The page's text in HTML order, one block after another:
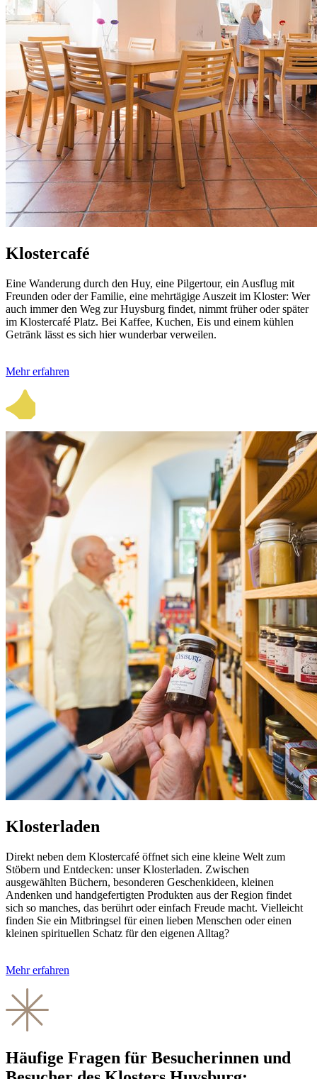
Klostercafé
Eine Wanderung durch den Huy, eine Pilger­tour, ein Ausflug mit
Freunden oder der Familie, eine mehr­tägige Auszeit im Kloster: Wer
auch immer den Weg zur Huysburg findet, nimmt früher oder später
im Klostercafé Platz. Bei Kaffee, Kuchen, Eis und einem kühlen
Getränk lässt es sich hier wunder­bar verweilen.
Mehr erfahren
Klosterladen
Direkt neben dem Kloster­café öffnet sich eine kleine Welt zum
Stöbern und Entdecken: unser Klosterladen. Zwischen
ausgewählten Büchern, besonderen Geschenk­ideen, kleinen
Andenken und hand­gefertig­ten Produkten aus der Region findet
sich so manches, das berührt oder einfach Freude macht. Vielleicht
finden Sie ein Mitbringsel für einen lieben Menschen oder einen
kleinen spiritu­ellen Schatz für den eigenen Alltag?
Mehr erfahren
Häufige Fragen für Besucherinnen und